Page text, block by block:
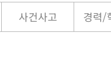
사건사고 경력/